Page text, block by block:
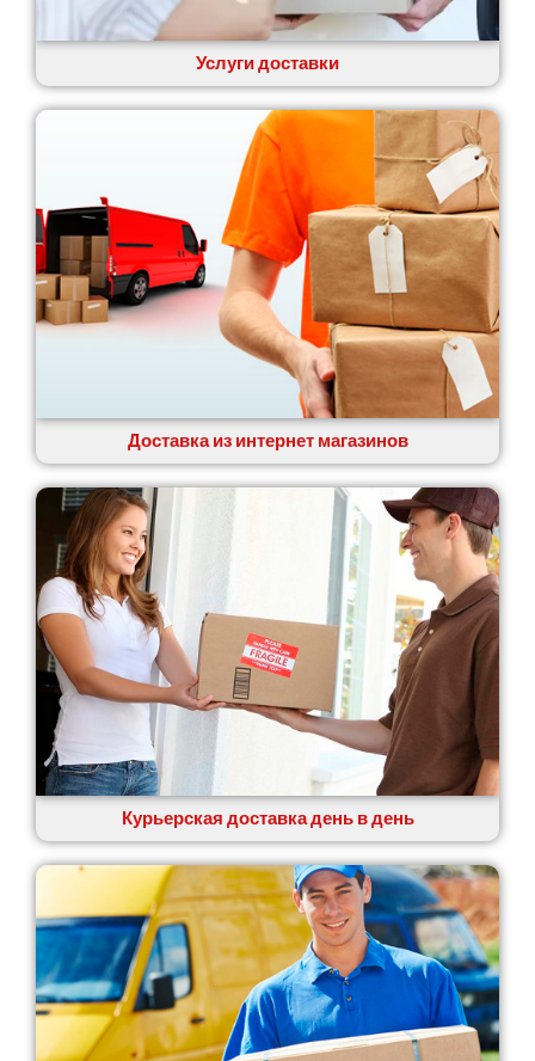
Услуги доставки
Доставка из интернет магазинов
Курьерская доставка день в день